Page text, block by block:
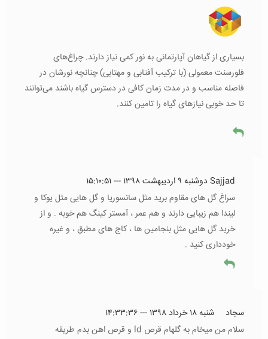
بسیاری از گیاهان آپارتمانی به نور کمی نیاز دارند. چراغ‌های
فلورسنت معمولی (با ترکیب آفتابی و مهتابی) چنانچه نورشان در
فاصله مناسب و در مدت زمان کافی در دسترس گیاه باشند می‌توانند
تا حد خوبی نیاز‌های گیاه را تامین کنند.
Sajjadدوشنبه ۹ اردیبهشت ۱۳۹۸ --- ۱۵:۱۰:۵۱
سراغ گل های مقاوم برید مثل سانسوریا و گل هایی مثل یوکا و
لیندا هم زیبایی دارند و هم عمر ، آمستر کینگ هم خوبه . و از
خرید گل هایی مثل بنجامین ها ، کاج های مطبق ، و غیره
خودداری کنید .
سجاد
شنبه ۱۸ خرداد ۱۳۹۸ --- ۱۴:۳۳:۳۶
سلام من میخام به گلهام قرص ld و قرص اهن بدم طریقه